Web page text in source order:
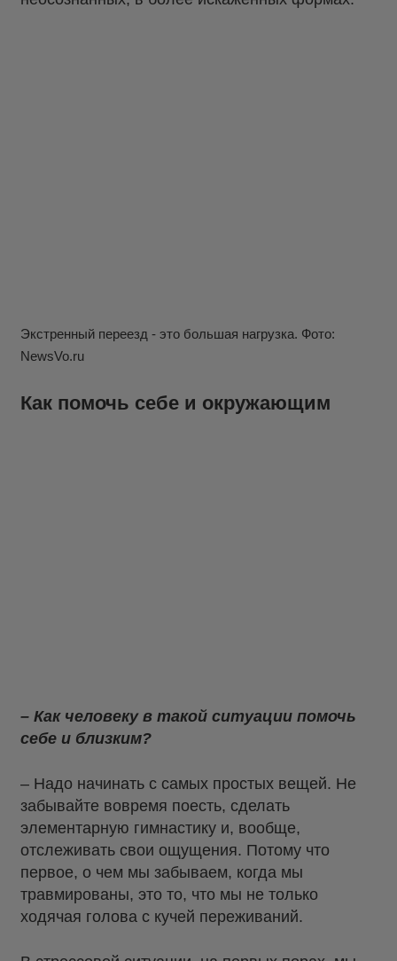
Экстренный переезд - это большая нагрузка. Фото:
NewsVo.ru
Как помочь себе и окружающим
– Как человеку в такой ситуации помочь
себе и близким?
– Надо начинать с самых простых вещей. Не
забывайте вовремя поесть, сделать
элементарную гимнастику и, вообще,
отслеживать свои ощущения. Потому что
первое, о чем мы забываем, когда мы
травмированы, это то, что мы не только
ходячая голова с кучей переживаний.